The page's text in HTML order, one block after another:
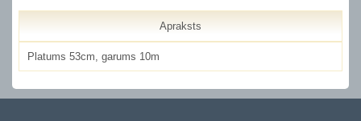
Apraksts
Platums 53cm, garums 10m